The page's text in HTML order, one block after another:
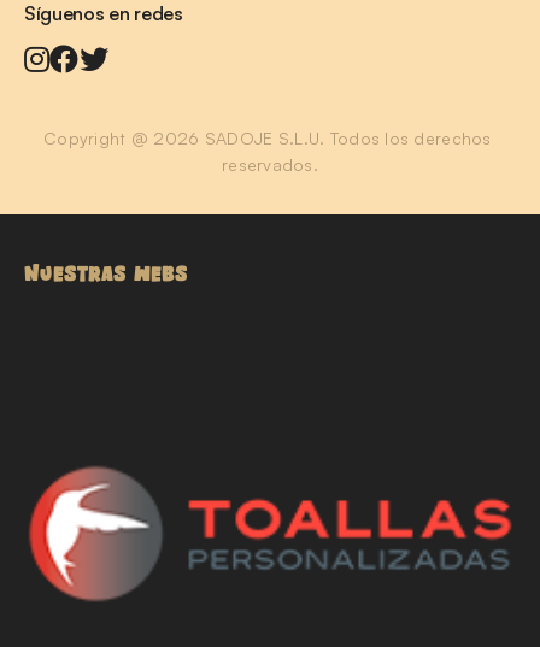
Síguenos en redes
Copyright @ 2026 SADOJE S.L.U. Todos los derechos
reservados.
NUESTRAS WEBS